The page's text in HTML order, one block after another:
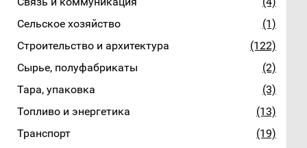
Сельское хозяйство
(1)
Строительство и архитектура
(122)
Сырье, полуфабрикаты
(2)
Тара, упаковка
(3)
Топливо и энергетика
(13)
Транспорт
(19)